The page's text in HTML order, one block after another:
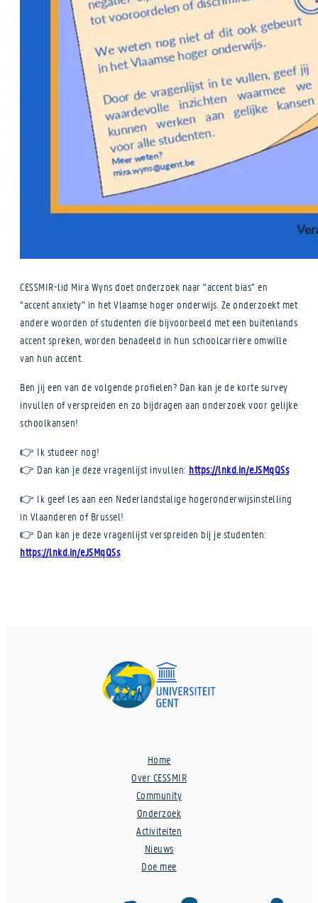
CESSMIR-lid Mira Wyns doet onderzoek naar “accent bias” en
“accent anxiety” in het Vlaamse hoger onderwijs. Ze onderzoekt met
andere woorden of studenten die bijvoorbeeld met een buitenlands
accent spreken, worden benadeeld in hun schoolcarrière omwille
van hun accent.
Ben jij een van de volgende profielen? Dan kan je de korte survey
invullen of verspreiden en zo bijdragen aan onderzoek voor gelijke
schoolkansen!
👉 Ik studeer nog!
👉 Dan kan je deze vragenlijst invullen: https://lnkd.in/eJSMqQSs
👉 Ik geef les aan een Nederlandstalige hogeronderwijsinstelling
in Vlaanderen of Brussel!
👉 Dan kan je deze vragenlijst verspreiden bij je studenten:
https://lnkd.in/eJSMqQSs.
Home
Over CESSMIR
Community
Onderzoek
Activiteiten
Nieuws
Doe mee